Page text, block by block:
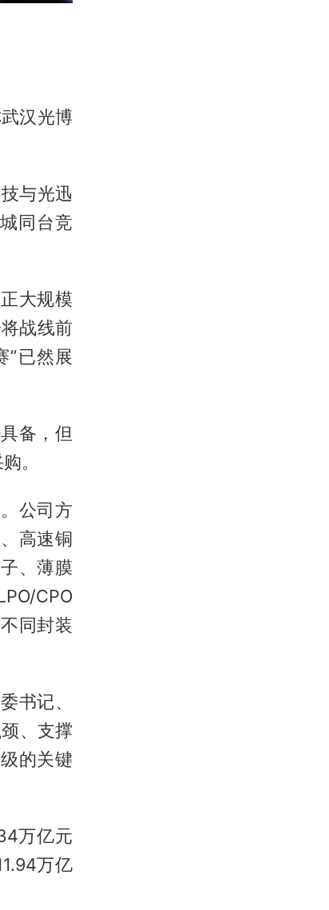
汉光博
与光迅
同台竞
大规模
战线前
”已然展
备，但
。
公司方
高速铜
、薄膜
CPO
同封装
书记、
、支撑
的关键
万亿元
万亿